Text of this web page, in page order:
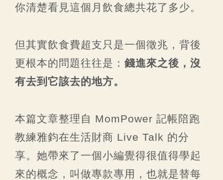
你清楚看見這個月飲食總共花了多少。
但其實飲食費超支只是一個徵兆，背後
更根本的問題往往是： 錢進來之後，沒
有去到它該去的地方。
本篇文章整理自 MomPower 記帳陪跑
教練雅鈞在生活財商 Live Talk 的分
享。她帶來了一個小編覺得很值得學起
來的概念，叫做專款專用，也就是替每